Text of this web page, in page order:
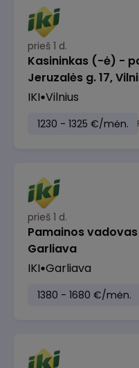
prieš 1 d.
Kasininkas (-ė) -
Jeruzalės g. 17,
IKI Vilnius
1230 - 1325 €/mėn.
prieš 1 d.
Pamainos
Garliava
IKI Garliava
1380 - 1680 €/mėn.